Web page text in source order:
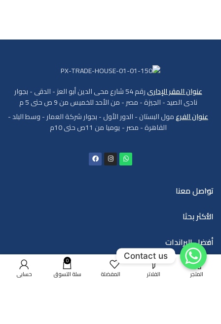
عنوان المقر الإدارى
رقم 54 شارع محى الدين أبو العز - الدقى - بجوار
نادى الصيد - الجيزة - مصر - من الأحد للخميس من 9 ص حتى 5 م
عنوان الفرعمول البستان - الدور الأول - بجوار شركة العمار - وسط البلد -
القاهرة - مصر - يوميا من 11ص حتى 10م
تواصل معنا
الأكثر بحثا
أفضل البراندات
المتجر الفلاتر المفضلة
0
سلة التسوق حسابي
Contact us